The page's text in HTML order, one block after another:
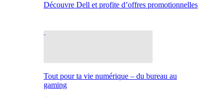
Découvre Dell et profite d’offres promotionnelles
Tout pour ta vie numérique – du bureau au
gaming